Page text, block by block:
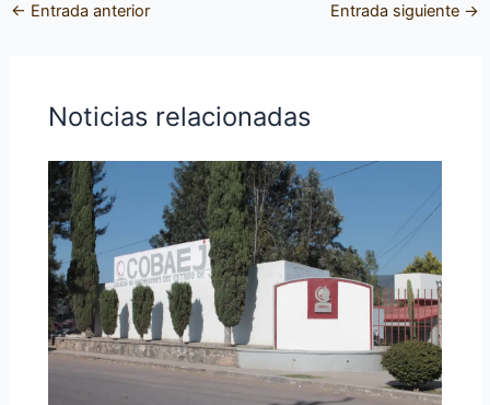
← Entrada anterior Entrada siguiente →
Noticias relacionadas